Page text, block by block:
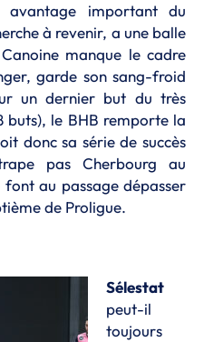
important du
à revenir, a une balle
manque le cadre
garde son sang-froid
un dernier but du très
buts), le BHB remporte la
donc sa série de succès
pas Cherbourg au
font au passage dépasser
de Proligue.
Sélestat
peut-il
toujours